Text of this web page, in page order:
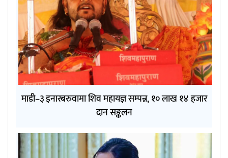
माडी–३ इनारबरुवामा शिव महायज्ञ सम्पन्न, १० लाख १४ हजार
दान सङ्कलन